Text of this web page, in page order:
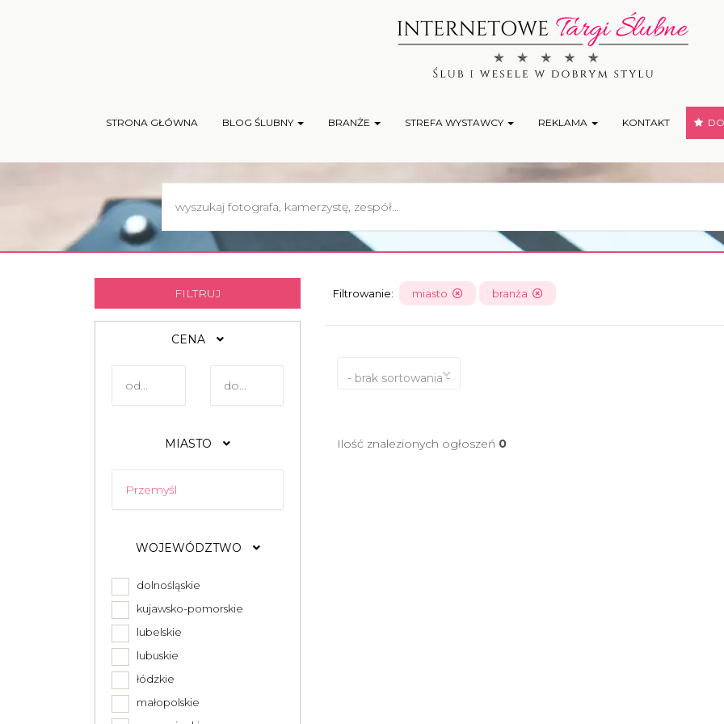
STRONA GŁÓWNA BLOG ŚLUBNY BRANŻE STREFA WYSTAWCY REKLAMA KONTAKT
FILTRUJ
CENA
MIASTO
WOJEWÓDZTWO
dolnośląskie
kujawsko-pomorskie
lubelskie
lubuskie
łódzkie
małopolskie
Filtrowanie: miasto branża
- brak sortowania -
Ilość znalezionych ogłoszeń 0